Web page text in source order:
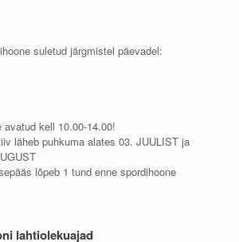
suletud järgmistel päevadel:
avatud kell 10.00-14.00!
läheb puhkuma alates 03. JUULIST ja
lõpeb 1 tund enne spordihoone
lahtiolekuajad